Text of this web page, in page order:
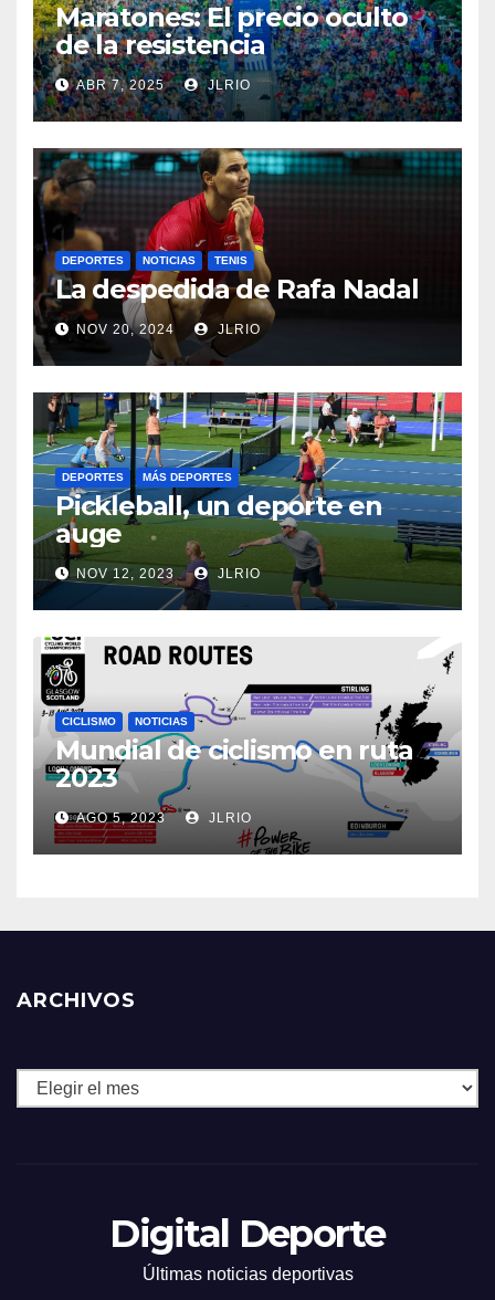
Maratones: El precio oculto
de la resistencia
ABR 7, 2025 JLRIO
DEPORTES NOTICIAS TENIS
La despedida de Rafa Nadal
NOV 20, 2024 JLRIO
DEPORTES MÁS DEPORTES
Pickleball, un deporte en
auge
NOV 12, 2023 JLRIO
CICLISMO NOTICIAS
Mundial de ciclismo en ruta
2023
AGO 5, 2023 JLRIO
ARCHIVOS
Archivos
Digital Deporte
Últimas noticias deportivas